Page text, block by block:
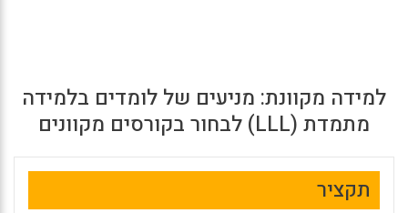
למידה מקוונת: מניעים של לומדים בלמידה
מתמדת (LLL) לבחור בקורסים מקוונים
תקציר